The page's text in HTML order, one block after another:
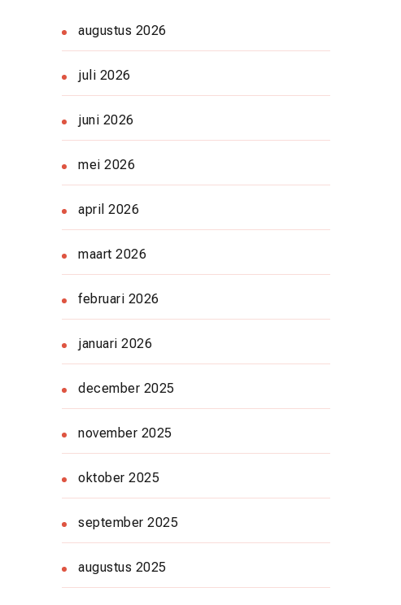
augustus 2026
juli 2026
juni 2026
mei 2026
april 2026
maart 2026
februari 2026
januari 2026
december 2025
november 2025
oktober 2025
september 2025
augustus 2025